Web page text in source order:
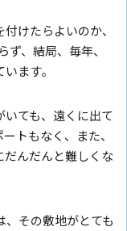
けたらよいのか、
、結局、毎年、
ます。
いても、遠くに出て
トもなく、また、
だんだんと難しくな
その敷地がとても